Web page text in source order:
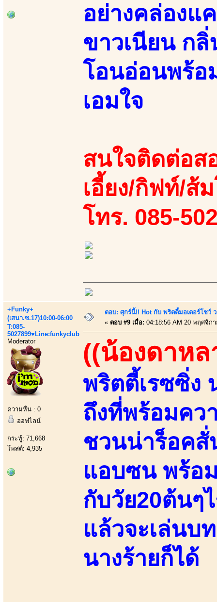
อย่างคล่องแ
ขาวเนียน กลิ่
โอนอ่อนพร้อ
เอมใจ
สนใจติดต่อส
เอี้ยง/กิฟท์/ส้
โทร. 085-
+Funky+
(เสนา.ซ.17)10:00-06:00
T:085-
5027899♥Line:funkyclub
Moderator
ความหื่น : 0
ออฟไลน์
กระทู้: 71,668
โพสต์: 4,935
ตอบ: ศุกร์นี้!! Hot กับ พริตตี้มอเตอร์โชว์ ว
« ตอบ #9 เมื่อ: 04:18:56 AM 20 พฤศจิก
((น้องดาหล
พริตตี้เรซซิ่ง
ถึงที่พร้อมคว
ชวนน่าร็อคสั่
แอบซน พร้อ
กับวัย20ต้นๆ
แล้วจะเล่นบ
นางร้ายก็ได้